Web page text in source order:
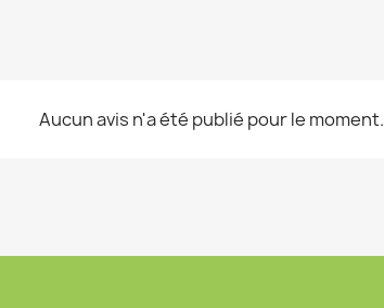
Aucun avis n'a été publié pour le moment.